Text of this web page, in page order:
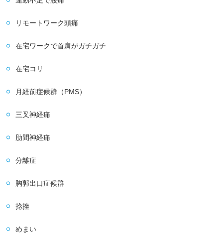
リモートワーク頭痛
在宅ワークで首肩がガチガチ
在宅コリ
月経前症候群（PMS）
三叉神経痛
肋間神経痛
分離症
胸郭出口症候群
捻挫
めまい